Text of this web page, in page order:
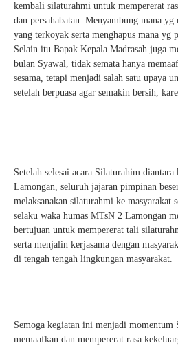
kembali silaturahmi untuk mempererat
dan persahabatan. Menyambung mana
yang terkoyak serta menghapus mana yg
Selain itu Bapak Kepala Madrasah juga
bulan Syawal, tidak semata hanya
sesama, tetapi menjadi salah satu upaya
setelah berpuasa agar semakin bersih,
Setelah selesai acara Silaturahim
Lamongan, seluruh jajaran pimpinan
melaksanakan silaturahmi ke masyarakat
selaku waka humas MTsN 2 Lamongan
bertujuan untuk mempererat tali
serta menjalin kerjasama dengan
di tengah tengah lingkungan masyarakat.
Semoga kegiatan ini menjadi
memaafkan dan mempererat rasa